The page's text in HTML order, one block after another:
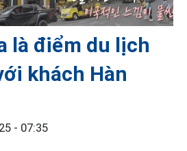
là điểm du lịch
khách Hàn
- 07:35